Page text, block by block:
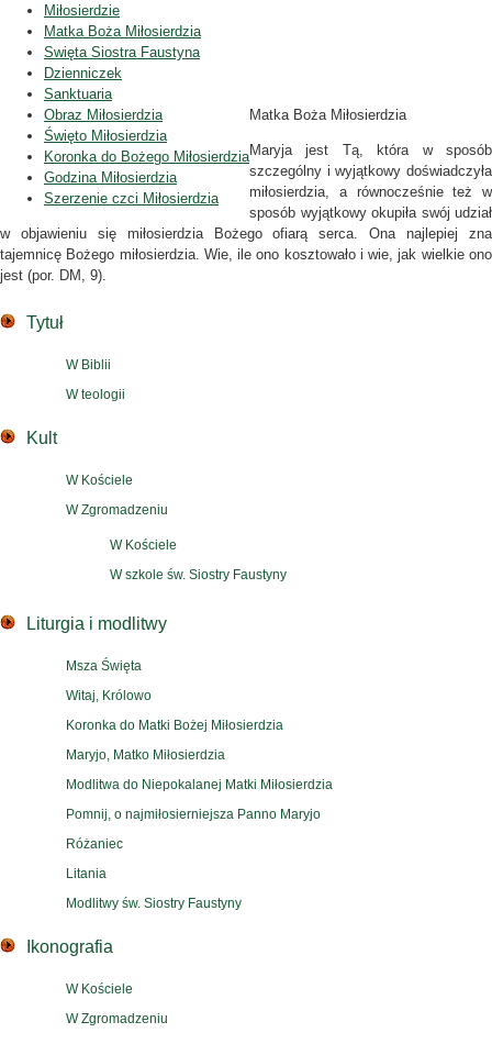
Miłosierdzie
Matka Boża Miłosierdzia
Swięta Siostra Faustyna
Dzienniczek
Sanktuaria
Obraz Miłosierdzia
Święto Miłosierdzia
Koronka do Bożego Miłosierdzia
Godzina Miłosierdzia
Szerzenie czci Miłosierdzia
Matka Boża Miłosierdzia
Maryja jest Tą, która w sposób
szczególny i wyjątkowy doświadczyła
miłosierdzia, a równocześnie też w
sposób wyjątkowy okupiła swój udział
w objawieniu się miłosierdzia Bożego ofiarą serca. Ona najlepiej zna
tajemnicę Bożego miłosierdzia. Wie, ile ono kosztowało i wie, jak wielkie ono
jest (por. DM, 9).
Tytuł
W Biblii
W teologii
Kult
W Kościele
W Zgromadzeniu
W Kościele
W szkole św. Siostry Faustyny
Liturgia i modlitwy
Msza Święta
Witaj, Królowo
Koronka do Matki Bożej Miłosierdzia
Maryjo, Matko Miłosierdzia
Modlitwa do Niepokalanej Matki Miłosierdzia
Pomnij, o najmiłosierniejsza Panno Maryjo
Różaniec
Litania
Modlitwy św. Siostry Faustyny
Ikonografia
W Kościele
W Zgromadzeniu